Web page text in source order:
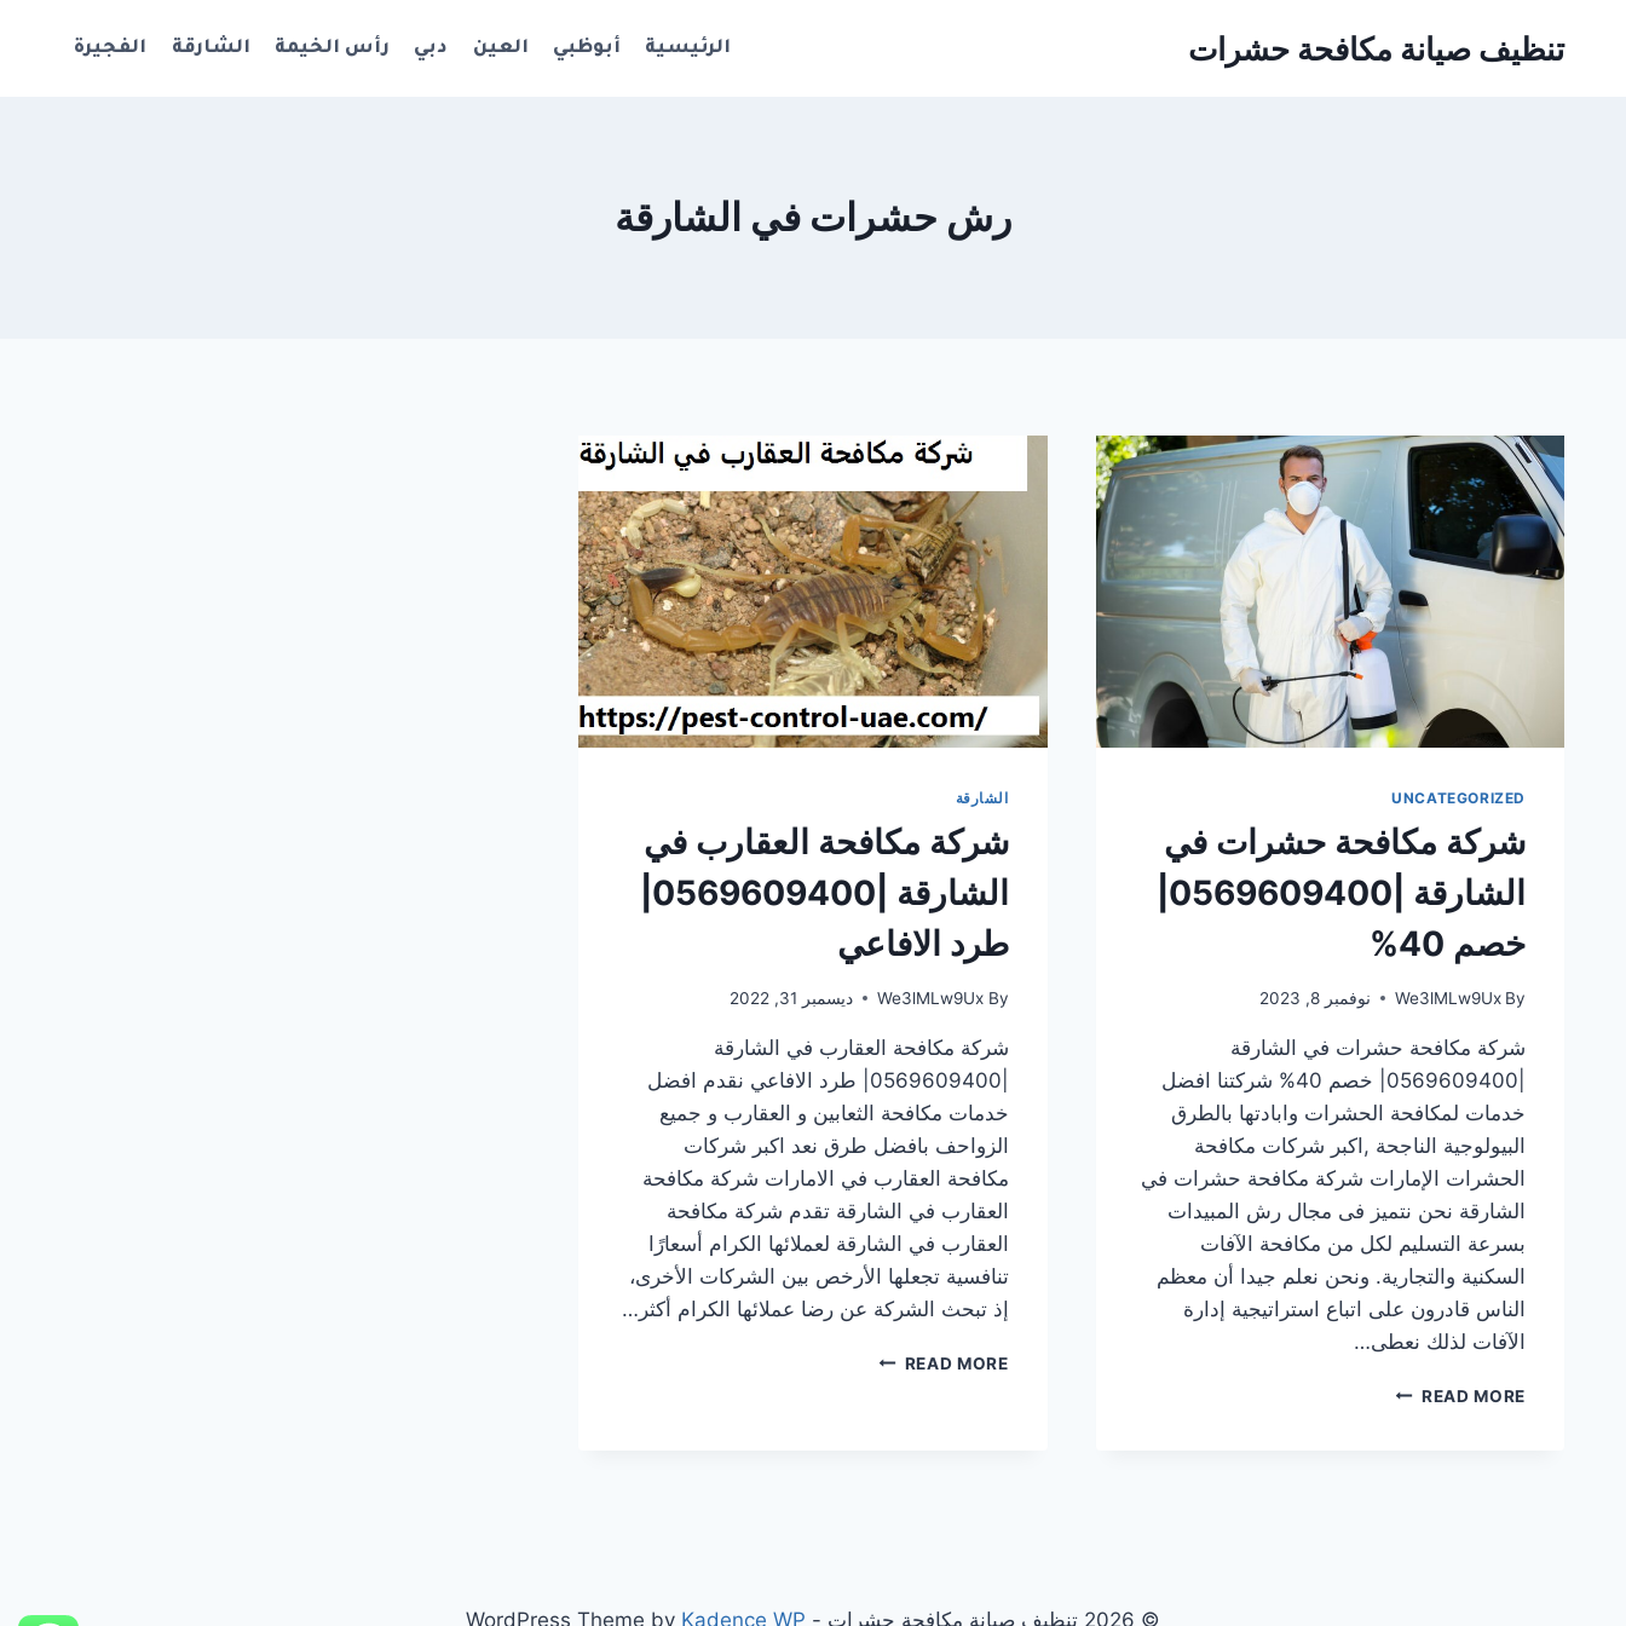
تنظيف صيانة مكافحة حشرات الرئيسية أبوظبي العين دبي رأس الخيمة الشارقة الفجيرة
رش حشرات في الشارقة
UNCATEGORIZED
شركة مكافحة حشرات في
خصم 40%
By
We3lMLw9Ux نوفمبر 8, 2023
شركة مكافحة حشرات في الشارقة
|0569609400| خصم 40% شركتنا افضل
خدمات لمكافحة الحشرات وابادتها بالطرق
البيولوجية الناجحة ,اكبر شركات مكافحة
الحشرات الإمارات شركة مكافحة حشرات في
الشارقة نحن نتميز فى مجال رش المبيدات
بسرعة التسليم لكل من مكافحة الآفات
السكنية والتجارية. ونحن نعلم جيدا أن معظم
الناس قادرون على اتباع استراتيجية إدارة
الآفات لذلك نعطى…
READ MOREشركة
الشارقة
شركة مكافحة العقارب في
طرد الافاعي
By
We3lMLw9Ux ديسمبر 31, 2022
شركة مكافحة العقارب في الشارقة
|0569609400| طرد الافاعي نقدم افضل
خدمات مكافحة الثعابين و العقارب و جميع
الزواحف بافضل طرق نعد اكبر شركات
مكافحة العقارب في الامارات شركة مكافحة
العقارب في الشارقة تقدم شركة مكافحة
العقارب في الشارقة لعملائها الكرام أسعارًا
تنافسية تجعلها الأرخص بين الشركات الأخرى،
إذ تبحث الشركة عن رضا عملائها الكرام أكثر…
READ MOREشركة
© 2026 تنظيف صيانة مكافحة حشرات - WordPress Theme by Kadence WP